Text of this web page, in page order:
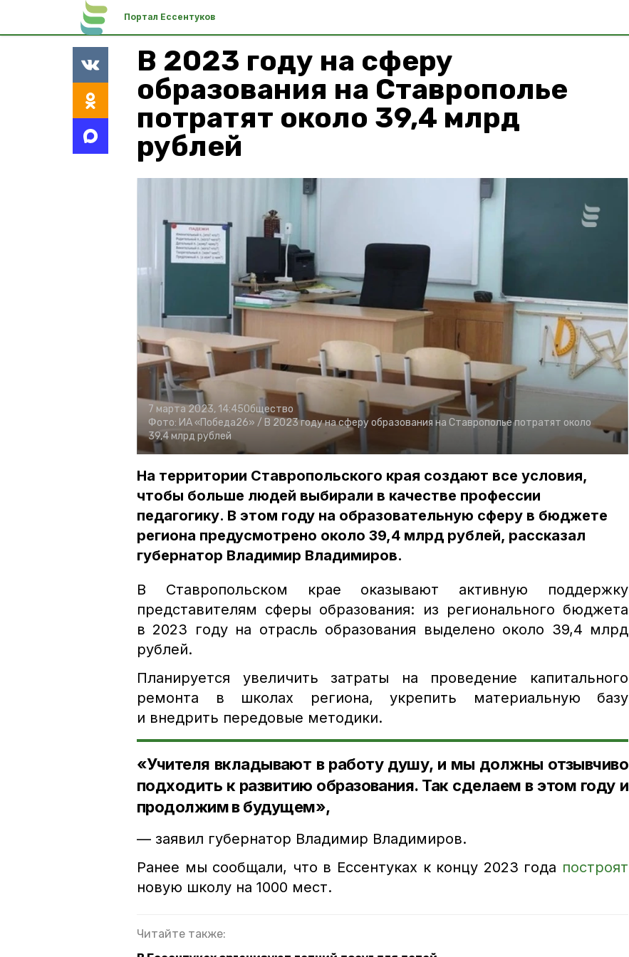
Портал Ессентуков
В 2023 году на сферу
образования на Ставрополье
потратят около 39,4 млрд
рублей
7 марта 2023, 14:45Общество
Фото: ИА «Победа26» / В 2023 году на сферу образования на Ставрополье потратят около
39,4 млрд рублей
На территории Ставропольского края создают все условия,
чтобы больше людей выбирали в качестве профессии
педагогику. В этом году на образовательную сферу в бюджете
региона предусмотрено около 39,4 млрд рублей, рассказал
губернатор Владимир Владимиров.
В Ставропольском крае оказывают активную поддержку
представителям сферы образования: из регионального бюджета
в 2023 году на отрасль образования выделено около 39,4 млрд
рублей.
Планируется увеличить затраты на проведение капитального
ремонта в школах региона, укрепить материальную базу
и внедрить передовые методики.
«Учителя вкладывают в работу душу, и мы должны отзывчиво
подходить к развитию образования. Так сделаем в этом году и
продолжим в будущем»,
— заявил губернатор Владимир Владимиров.
Ранее мы сообщали, что в Ессентуках к концу 2023 года построят
новую школу на 1000 мест.
Читайте также: